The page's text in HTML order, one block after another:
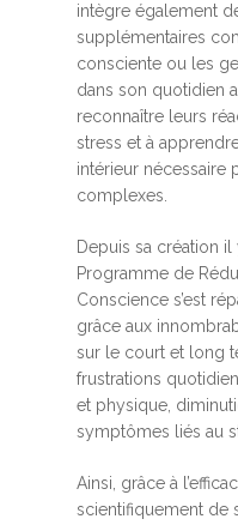
intègre également
supplémentaires
consciente ou les
dans son quotidien
reconnaître leurs
stress et à
intérieur nécessaire
complexes.
Depuis sa création
Programme de
Conscience s’est
grâce aux
sur le court et long
frustrations
et physique,
symptômes liés au
Ainsi, grâce à
scientifiquement de